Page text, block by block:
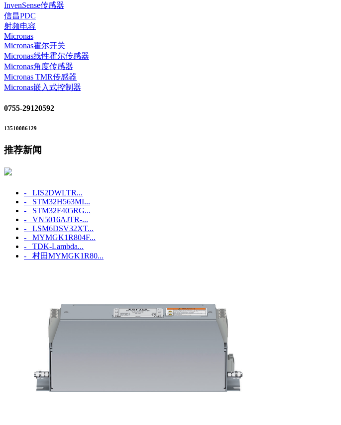
InvenSense传感器
信昌PDC
射频电容
Micronas
Micronas霍尔开关
Micronas线性霍尔传感器
Micronas角度传感器
Micronas TMR传感器
Micronas嵌入式控制器
0755-29120592
13510086129
推荐新闻
- LIS2DWLTR...
- STM32H563MI...
- STM32F405RG...
- VN5016AJTR-...
- LSM6DSV32XT...
- MYMGK1R804F...
- TDK-Lambda...
- 村田MYMGK1R80...